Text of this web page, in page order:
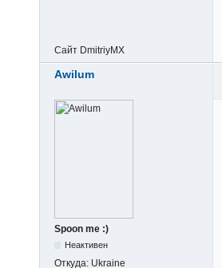
Сайт DmitriyMX
Awilum
Spoon me :)
Неактивен
Откуда: Ukraine